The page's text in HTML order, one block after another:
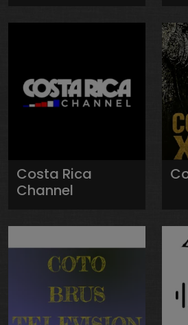
Costa Rica
Channel